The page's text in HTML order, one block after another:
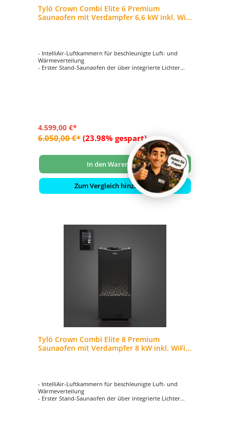
Tylö Crown Combi Elite 6 Premium
Saunaofen mit Verdampfer 6,6 kW inkl. WiFi
- IntelliAir-Luftkammern für beschleunigte Luft- und
Wärmeverteilung
- Erster Stand-Saunaofen der über integrierte Lichter
4.599,00 €*
6.050,00 €* (23.98% gespart)
In den Warenkorb
Zum Vergleich hinzufügen
Tylö Crown Combi Elite 8 Premium
Saunaofen mit Verdampfer 8 kW inkl. WiFi
- IntelliAir-Luftkammern für beschleunigte Luft- und
Wärmeverteilung
- Erster Stand-Saunaofen der über integrierte Lichter